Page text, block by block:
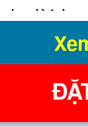
dài
từ
DR
trai